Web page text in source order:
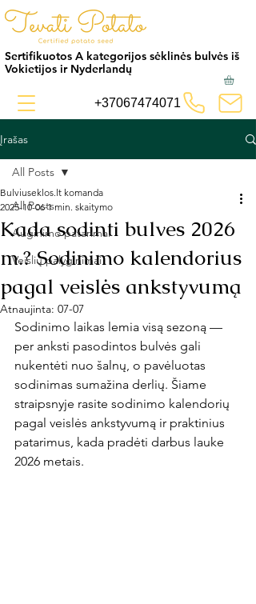
Sertifikuotos A kategorijos sėklinės bulvės iš
Vokietijos ir Nyderlandų
+37067474071
Įrašas
All Posts
Auginimo patarimai
Veislių palyginimai
All Posts
Kada sodinti bulves 2026
m.? Sodinimo kalendorius
pagal veislės ankstyvumą
Bulviuseklos.lt komanda
2025-10-06 1 min. skaitymo
Atnaujinta: 07-07
Sodinimo laikas lemia visą sezoną —
per anksti pasodintos bulvės gali
nukentėti nuo šalnų, o pavėluotas
sodinimas sumažina derlių. Šiame
straipsnyje rasite sodinimo kalendorių
pagal veislės ankstyvumą ir praktinius
patarimus, kada pradėti darbus lauke
2026 metais.